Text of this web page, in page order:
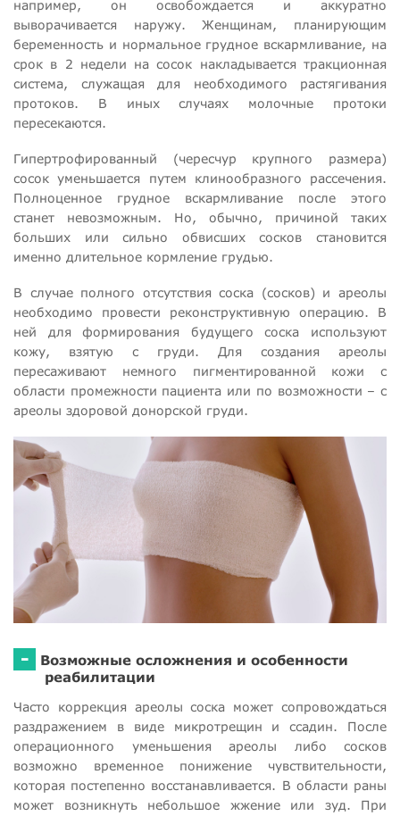
например, он освобождается и аккуратно
выворачивается наружу. Женщинам, планирующим
беременность и нормальное грудное вскармливание, на
срок в 2 недели на сосок накладывается тракционная
система, служащая для необходимого растягивания
протоков. В иных случаях молочные протоки
пересекаются.
Гипертрофированный (чересчур крупного размера)
сосок уменьшается путем клинообразного рассечения.
Полноценное грудное вскармливание после этого
станет невозможным. Но, обычно, причиной таких
больших или сильно обвисших сосков становится
именно длительное кормление грудью.
В случае полного отсутствия соска (сосков) и ареолы
необходимо провести реконструктивную операцию. В
ней для формирования будущего соска используют
кожу, взятую с груди. Для создания ареолы
пересаживают немного пигментированной кожи с
области промежности пациента или по возможности – с
ареолы здоровой донорской груди.
-
Возможные осложнения и особенности
реабилитации
Часто коррекция ареолы соска может сопровождаться
раздражением в виде микротрещин и ссадин. После
операционного уменьшения ареолы либо сосков
возможно временное понижение чувствительности,
которая постепенно восстанавливается. В области раны
может возникнуть небольшое жжение или зуд. При